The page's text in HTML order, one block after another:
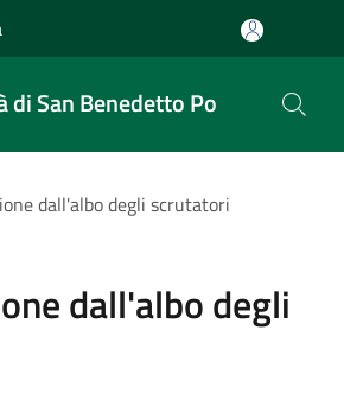
di San Benedetto Po
dall'albo degli scrutatori
dall'albo degli